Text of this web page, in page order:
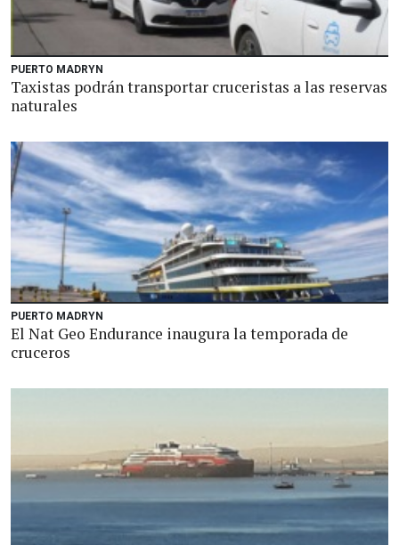
PUERTO MADRYN
Taxistas podrán transportar cruceristas a las reservas
naturales
PUERTO MADRYN
El Nat Geo Endurance inaugura la temporada de
cruceros